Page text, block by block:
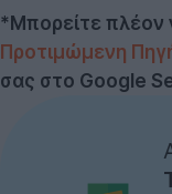
*Μπορείτε πλέον
Προτιμώμενη
σας στο Google